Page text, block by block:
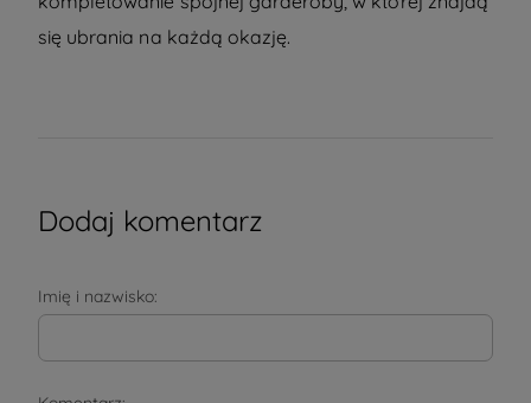
się ubrania na każdą okazję.
Dodaj komentarz
Imię i nazwisko: